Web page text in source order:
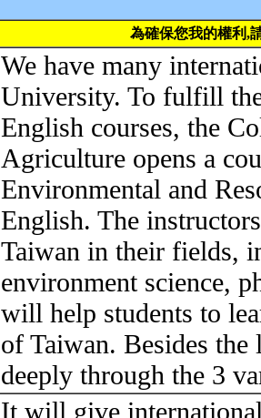
為確保您我的權利,
We have many
University. To fulfill
English courses, the
Agriculture opens a
Environmental and
English. The
Taiwan in their fields,
environment science,
will help students to
of Taiwan. Besides the
deeply through the 3
It will give